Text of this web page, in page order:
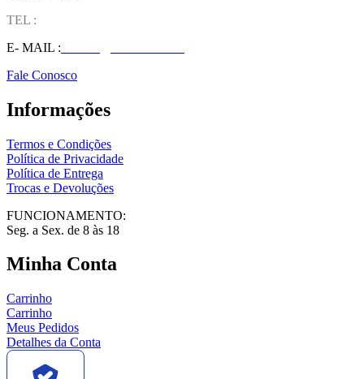
TEL :
E- MAIL :
Fale Conosco
Informações
Termos e Condições
Política de Privacidade
Política de Entrega
Trocas e Devoluções
FUNCIONAMENTO:
Seg. a Sex. de 8 às 18
Minha Conta
Carrinho
Carrinho
Meus Pedidos
Detalhes da Conta